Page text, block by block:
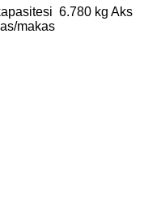
6.780 kg Aks
makas